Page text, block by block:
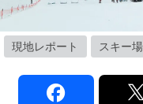
現地レポート スキー